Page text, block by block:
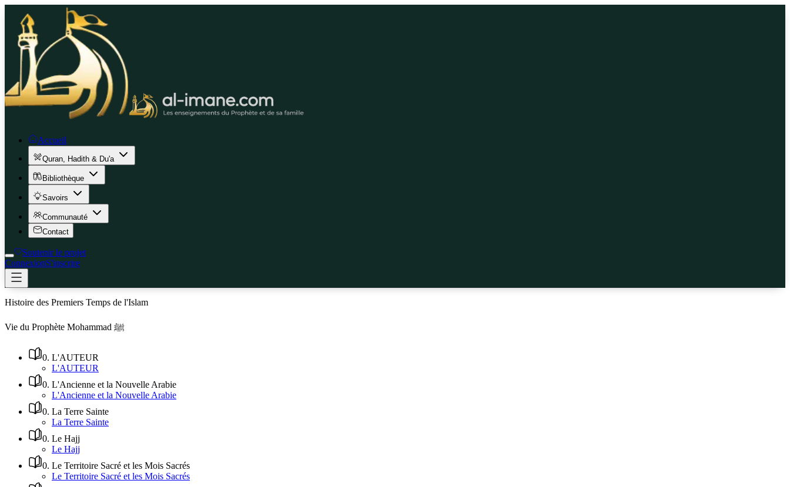
Accueil
Quran, Hadith & Du'a
Bibliothèque
Savoirs
Communauté
Contact
Soutenir le projet
ConnexionS'inscrire
Histoire des Premiers Temps de l'Islam
Vie du Prophète Mohammad ﷺ
0. L'AUTEUR
L'AUTEUR
0. L'Ancienne et la Nouvelle Arabie
L'Ancienne et la Nouvelle Arabie
0. La Terre Sainte
La Terre Sainte
0. Le Hajj
Le Hajj
0. Le Territoire Sacré et les Mois Sacrés
Le Territoire Sacré et les Mois Sacrés